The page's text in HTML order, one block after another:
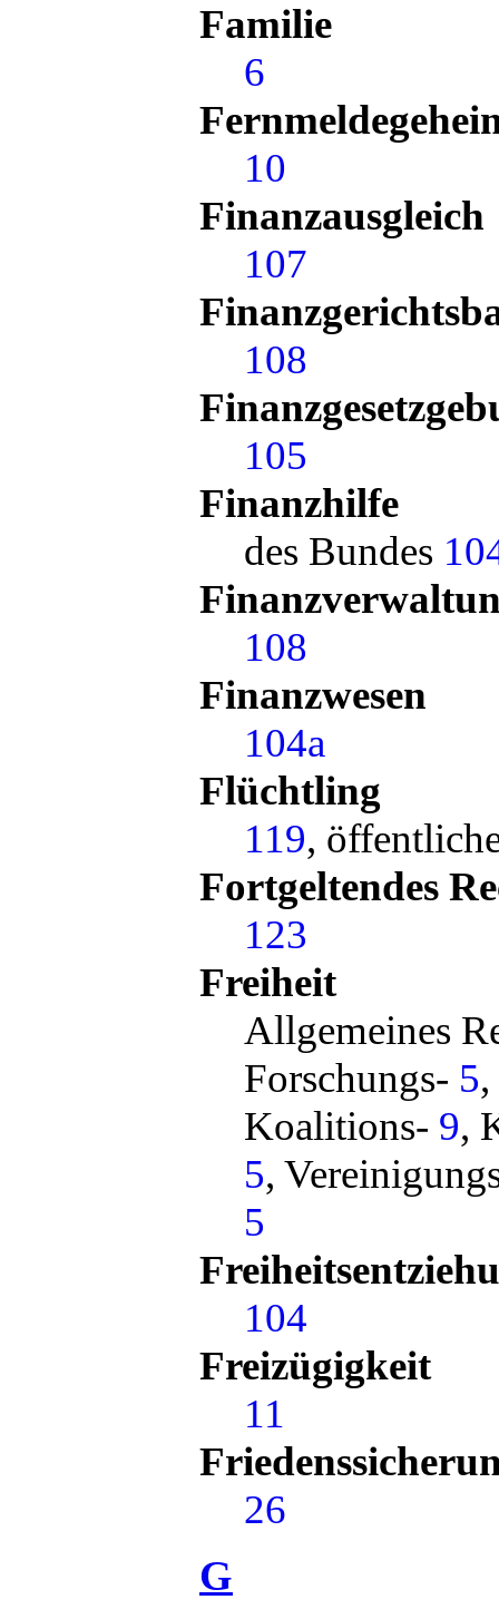
Familie
6
10
Finanzausgleich
107
108
105
Finanzhilfe
des Bundes
108
Finanzwesen
104a
Flüchtling
119,
Fortgeltendes
123
Freiheit
Allgemeines
Forschungs- 5
Koalitions- 9,
5,
5
104
Freizügigkeit
11
26
G